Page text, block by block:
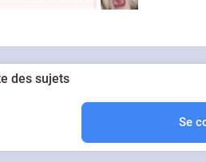
des sujets
Se